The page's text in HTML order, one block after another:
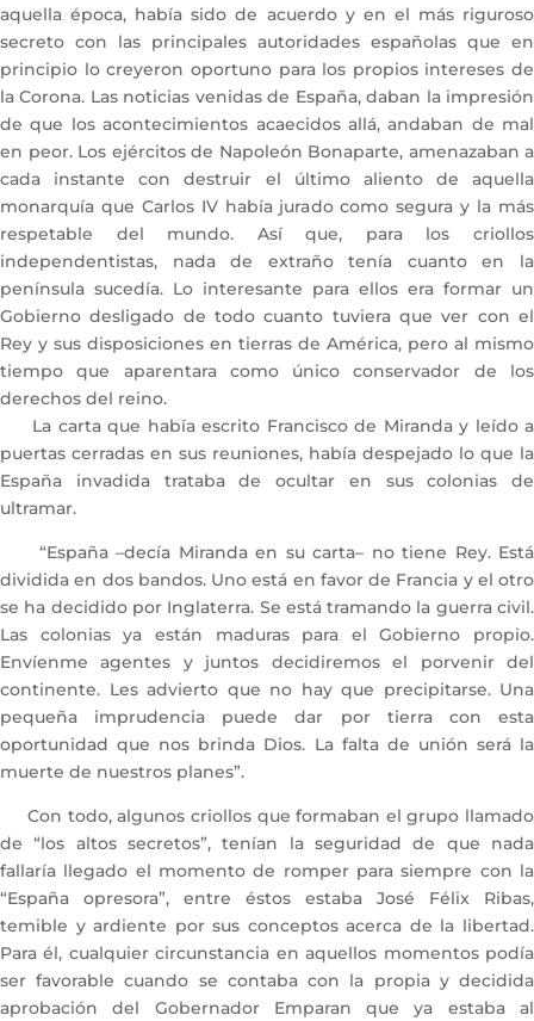
aquella época, había sido de acuerdo y en el más riguroso
secreto con las principales autoridades españolas que en
principio lo creyeron oportuno para los propios intereses de
la Corona. Las noticias venidas de España, daban la impresión
de que los acontecimientos acaecidos allá, andaban de mal
en peor. Los ejércitos de Napoleón Bonaparte, amenazaban a
cada instante con destruir el último aliento de aquella
monarquía que Carlos IV había jurado como segura y la más
respetable del mundo. Así que, para los criollos
independentistas, nada de extraño tenía cuanto en la
península sucedía. Lo interesante para ellos era formar un
Gobierno desligado de todo cuanto tuviera que ver con el
Rey y sus disposiciones en tierras de América, pero al mismo
tiempo que aparentara como único conservador de los
derechos del reino.
La carta que había escrito Francisco de Miranda y leído a
puertas cerradas en sus reuniones, había despejado lo que la
España invadida trataba de ocultar en sus colonias de
ultramar.
“España –decía Miranda en su carta– no tiene Rey. Está
dividida en dos bandos. Uno está en favor de Francia y el otro
se ha decidido por Inglaterra. Se está tramando la guerra civil.
Las colonias ya están maduras para el Gobierno propio.
Envíenme agentes y juntos decidiremos el porvenir del
continente. Les advierto que no hay que precipitarse. Una
pequeña imprudencia puede dar por tierra con esta
oportunidad que nos brinda Dios. La falta de unión será la
muerte de nuestros planes”.
Con todo, algunos criollos que formaban el grupo llamado
de “los altos secretos”, tenían la seguridad de que nada
fallaría llegado el momento de romper para siempre con la
“España opresora”, entre éstos estaba José Félix Ribas,
temible y ardiente por sus conceptos acerca de la libertad.
Para él, cualquier circunstancia en aquellos momentos podía
ser favorable cuando se contaba con la propia y decidida
aprobación del Gobernador Emparan que ya estaba al